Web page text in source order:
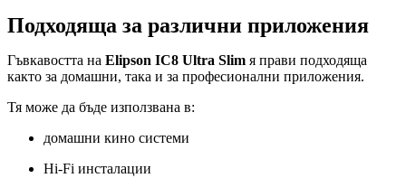
Подходяща за различни приложения
Гъвкавостта на Elipson IC8 Ultra Slim я прави подходяща
както за домашни, така и за професионални приложения.
Тя може да бъде използвана в:
домашни кино системи
Hi-Fi инсталации